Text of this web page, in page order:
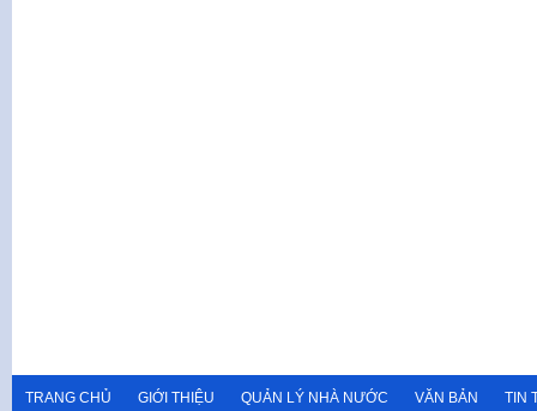
TRANG CHỦ GIỚI THIỆU QUẢN LÝ NHÀ NƯỚC VĂN BẢN TIN